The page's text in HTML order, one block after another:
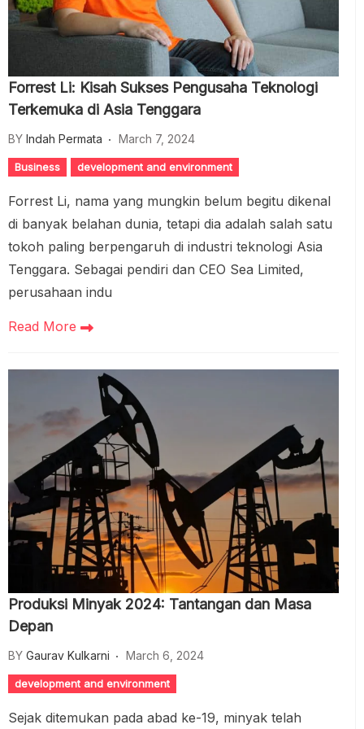
Forrest Li: Kisah Sukses Pengusaha Teknologi
Terkemuka di Asia Tenggara
BY Indah Permata March 7, 2024
Business development and environment
Forrest Li, nama yang mungkin belum begitu dikenal
di banyak belahan dunia, tetapi dia adalah salah satu
tokoh paling berpengaruh di industri teknologi Asia
Tenggara. Sebagai pendiri dan CEO Sea Limited,
perusahaan indu
Read More
Produksi Minyak 2024: Tantangan dan Masa
Depan
BY Gaurav Kulkarni March 6, 2024
development and environment
Sejak ditemukan pada abad ke-19, minyak telah